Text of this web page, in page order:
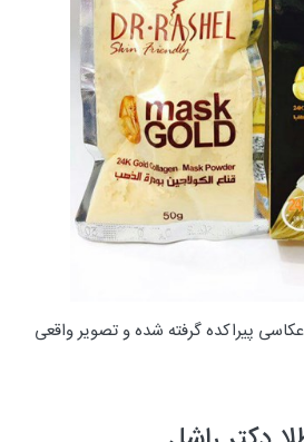
پیراکده گرفته شده و تصویر واقعی